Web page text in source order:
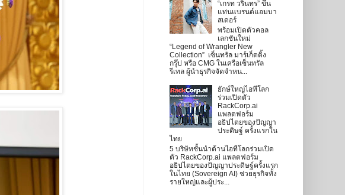
“เกรท วรินทร” ขึ้น
แท่นแบรนด์แอมบา
สเดอร์
พร้อมเปิดตัวคอล
เลกชันใหม่
“Legend of Wrangler New
Collection” เซ็นทรัล มาร์เก็ตติ้ง
กรุ๊ป หรือ CMG ในเครือเซ็นทรัล
รีเทล ผู้นำธุรกิจจัดจำหน...
ยักษ์ใหญ่ไอทีโลก
ร่วมเปิดตัว
RackCorp.ai
แพลตฟอร์ม
อธิปไตยของปัญญา
ประดิษฐ์ ครั้งแรกใน
ไทย
5 บริษัทชั้นนำด้านไอทีโลกร่วมเปิด
ตัว RackCorp.ai แพลตฟอร์ม
อธิปไตยของปัญญาประดิษฐ์ครั้งแรก
ในไทย (Sovereign AI) ช่วยธุรกิจทั้ง
รายใหญ่และผู้ประ...